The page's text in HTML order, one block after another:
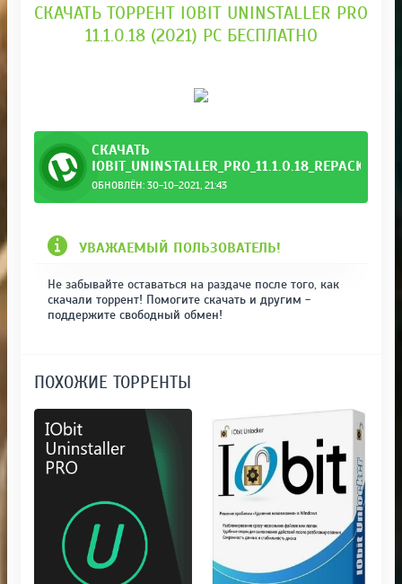
СКАЧАТЬ ТОРРЕНТ IOBIT UNINSTALLER PRO
11.1.0.18 (2021) РС БЕСПЛАТНО
СКАЧАТЬ
ОБНОВЛЁН: 30-10-2021, 21:43
УВАЖАЕМЫЙ ПОЛЬЗОВАТЕЛЬ!
Не забывайте оставаться на раздаче после того, как
скачали торрент! Помогите скачать и другим -
поддержите свободный обмен!
ПОХОЖИЕ ТОРРЕНТЫ